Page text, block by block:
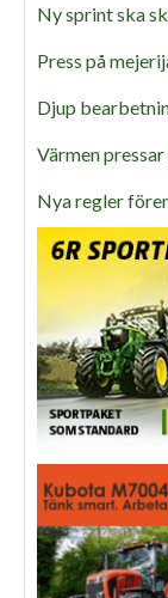
Ny sprint ska
Press på
Djup
Värmen
Nya regler